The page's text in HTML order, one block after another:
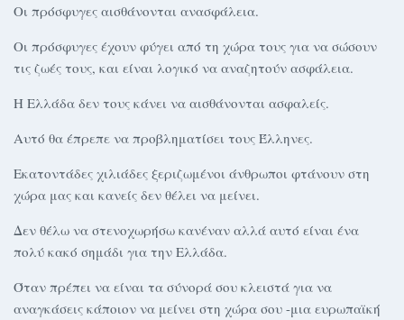
Οι πρόσφυγες αισθάνονται ανασφάλεια.
Οι πρόσφυγες έχουν φύγει από τη χώρα τους για να σώσουν
τις ζωές τους, και είναι λογικό να αναζητούν ασφάλεια.
Η Ελλάδα δεν τους κάνει να αισθάνονται ασφαλείς.
Αυτό θα έπρεπε να προβληματίσει τους Έλληνες.
Εκατοντάδες χιλιάδες ξεριζωμένοι άνθρωποι φτάνουν στη
χώρα μας και κανείς δεν θέλει να μείνει.
Δεν θέλω να στενοχωρήσω κανέναν αλλά αυτό είναι ένα
πολύ κακό σημάδι για την Ελλάδα.
Όταν πρέπει να είναι τα σύνορά σου κλειστά για να
αναγκάσεις κάποιον να μείνει στη χώρα σου -μια ευρωπαϊκή